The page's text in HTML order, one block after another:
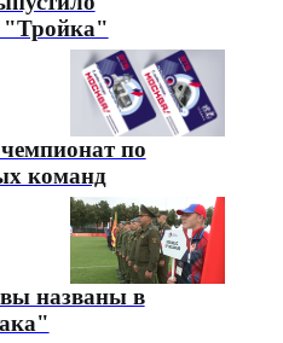
"Тройка"
по
команд
названы в